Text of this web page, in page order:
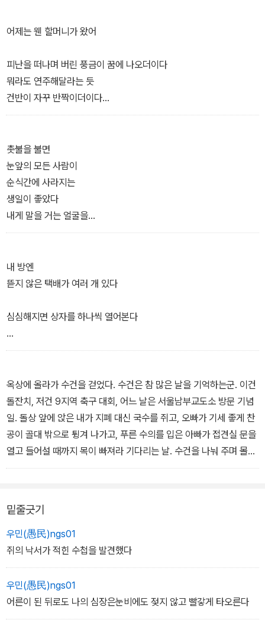
와 나 | 성물방 | 슈베르트 방은 말한다 | 백봉령 버터 박물관
어제는 웬 할머니가 왔어
피난을 떠나며 버린 풍금이 꿈에 나오더이다
뭐라도 연주해달라는 듯
건반이 자꾸 반짝이더이다
기는 미예요, 미
어머 어떻게 알았어요 나 미애예요
미애
인간의 생이 몇 장짜리 악보이고
하나의 곡을 반복하는 것이 연습이라면
검은 피아노를 마주하면 알게 되지 손안에 흰 달걀을 쥐고 살아왔다
그것을 지키려는 자도, 깨뜨릴 각오로 두드리는 자도 있어서
사람마다 틀림없이 달리 들리는 종잇장들이 내 바닥에 교교히 펼쳐져
있다 미애
저거 말고 이걸 연주해주면 좋겠는데
―「슈베르트 방은 말한다」 전문
촛불을 불면
눈앞의 모든 사람이
순식간에 사라지는
생일이 좋았다
내게 말을 거는 얼굴을
적의 없이 바라볼 수 있어서
두려워하지 않아도 되어서
코끝에는 연기 냄새
제 몫의 접시를 들고
[……]
살아간다 해도
한 번쯤 불을 껐던 그 입으로
누군가를 새로이 축복할 수 있기를
―「무국적 발자국」 부분
내 방엔
뜯지 않은 택배가 여러 개 있다
심심해지면 상자를 하나씩 열어본다
오래 기다린 상자는
눈을 떴다고 생각할지도 모른다
그건 착각이야
누군가 눈 뜨기 전에 세계는 먼저
빛으로 눈꺼풀을 틀어막지
[……]
방을 둘러보면 여전히 상자가 수북하다
이삿짐이나
옥상에 올라가 수건을 걷었다. 수건은 참 많은 날을 기억하는군. 이건
돌잔치, 저건 9지역 축구 대회, 어느 날은 서울남부교도소 방문 기념
일. 돌상 앞에 앉은 내가 지폐 대신 국수를 쥐고, 오빠가 기세 좋게 찬
공이 골대 밖으로 튕겨 나가고, 푸른 수의를 입은 아빠가 접견실 문을
열고 들어설 때까지 목이 빠져라 기다리는 날. 수건을 나눠 주며 몰래
한숨을 쉰 엄마가 있다. 수건을 받으며 고개를 숙이는 오빠가 있다. 비
작게 접는 동안 누군가 어깨를 두드려 무언가 쥐여 주었다. 하얀 소창
수건에 ‘축 고희’라고 적혀 있다. 내 것이라고 했다.
이젠 다 접은 것 같아. 방문을 열고 나갔다. 아무것도 안 보이게 눈부
신데 거기부터는 내가 모르는 곳. 그리고 이 만화는 여기서 끝난다.
―「무한 타월」 전문
밑줄긋기
우민(愚民)ngs01
쥐의 낙서가 적힌 수첩을 발견했다
우민(愚民)ngs01
어른이 된 뒤로도 나의 심장은눈비에도 젖지 않고 빨갛게 타오른다